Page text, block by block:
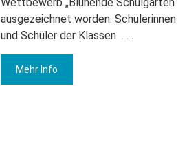
Wettbewerb „Blühende Schulgarten“
ausgezeichnet worden. Schülerinnen
und Schüler der Klassen . . .
Mehr Info